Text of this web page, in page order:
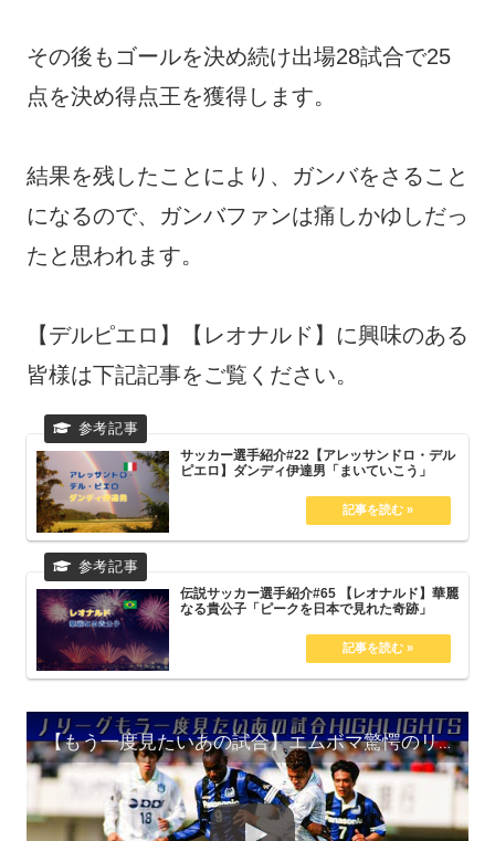
その後もゴールを決め続け出場28試合で25
点を決め得点王を獲得します。
結果を残したことにより、ガンバをさること
になるので、ガンバファンは痛しかゆしだっ
たと思われます。
【デルピエロ】【レオナルド】に興味のある
皆様は下記記事をご覧ください。
サッカー選手紹介#22【アレッサンドロ・デル
ピエロ】ダンディ伊達男「まいていこう」
伝説サッカー選手紹介#65 【レオナルド】華麗
なる貴公子「ピークを日本で見れた奇跡」
【もう一度見たいあの試合】エムボマ驚愕のリフティングボレー！ １９９７Ｊリーグ １ｓｔステージ 第１節 ガンバ大阪 vs ベルマーレ平塚 ハイライト